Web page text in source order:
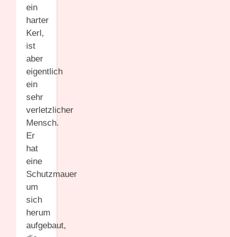
ein
harter
Kerl,
ist
aber
eigentlich
ein
sehr
verletzlicher
Mensch.
Er
hat
eine
Schutzmauer
um
sich
herum
aufgebaut,